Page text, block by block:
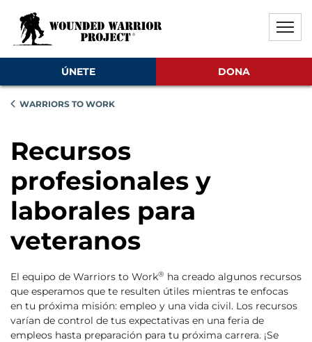
ÚNETE DONA
WARRIORS TO WORK
Recursos
profesionales y
laborales para
veteranos
El equipo de Warriors to Work® ha creado algunos recursos
que esperamos que te resulten útiles mientras te enfocas
en tu próxima misión: empleo y una vida civil. Los recursos
varían de control de tus expectativas en una feria de
empleos hasta preparación para tu próxima carrera. ¡Se